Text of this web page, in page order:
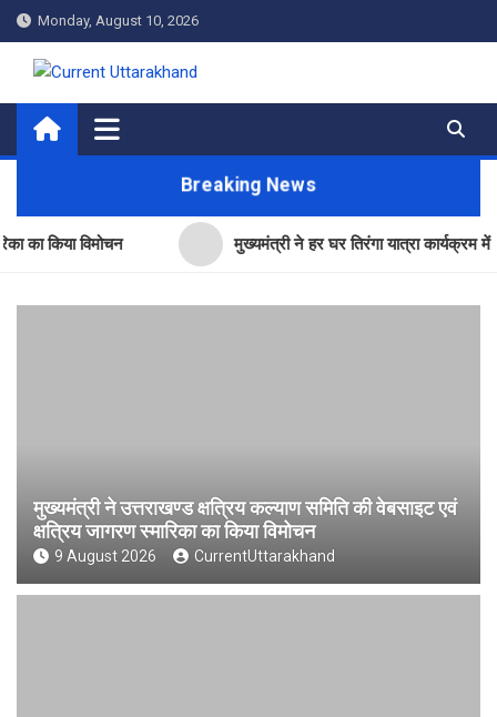
Skip
to
content
Monday, August 10, 2026
Current Uttarakhand
Breaking News
विमोचन मुख्यमंत्री ने हर घर तिरंगा यात्रा कार्यक्रम में किया
मुख्यमंत्री ने उत्तराखण्ड क्षत्रिय कल्याण समिति की वेबसाइट एवं
क्षत्रिय जागरण स्मारिका का किया विमोचन
9 August 2026 CurrentUttarakhand